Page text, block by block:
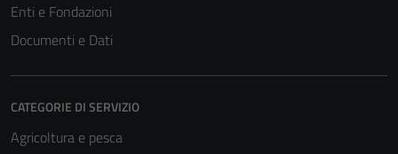
Enti e Fondazioni
Documenti e Dati
CATEGORIE DI SERVIZIO
Agricoltura e pesca